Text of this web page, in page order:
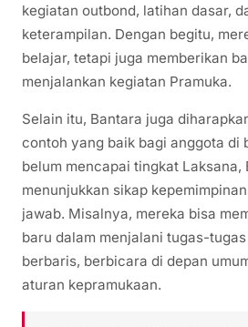
kegiatan outbond, latihan dasar,
keterampilan. Dengan begitu,
belajar, tetapi juga memberikan
menjalankan kegiatan Pramuka.
Selain itu, Bantara juga
contoh yang baik bagi anggota di
belum mencapai tingkat Laksana,
menunjukkan sikap
jawab. Misalnya, mereka bisa
baru dalam menjalani tugas-
berbaris, berbicara di depan
aturan kepramukaan.